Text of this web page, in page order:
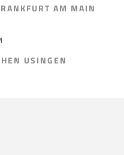
AM MAIN
USINGEN